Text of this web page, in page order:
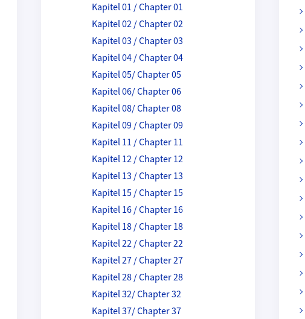
Kapitel 01 / Chapter 01
Kapitel 02 / Chapter 02
Kapitel 03 / Chapter 03
Kapitel 04 / Chapter 04
Kapitel 05/ Chapter 05
Kapitel 06/ Chapter 06
Kapitel 08/ Chapter 08
Kapitel 09 / Chapter 09
Kapitel 11 / Chapter 11
Kapitel 12 / Chapter 12
Kapitel 13 / Chapter 13
Kapitel 15 / Chapter 15
Kapitel 16 / Chapter 16
Kapitel 18 / Chapter 18
Kapitel 22 / Chapter 22
Kapitel 27 / Chapter 27
Kapitel 28 / Chapter 28
Kapitel 32/ Chapter 32
Kapitel 37/ Chapter 37